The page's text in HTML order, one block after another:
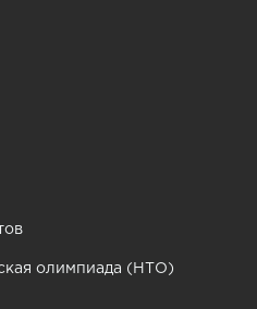
олимпиада (НТО)